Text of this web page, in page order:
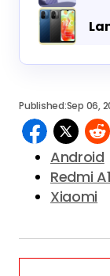
Published:Sep 06,
Android
Redmi A1
Xiaomi